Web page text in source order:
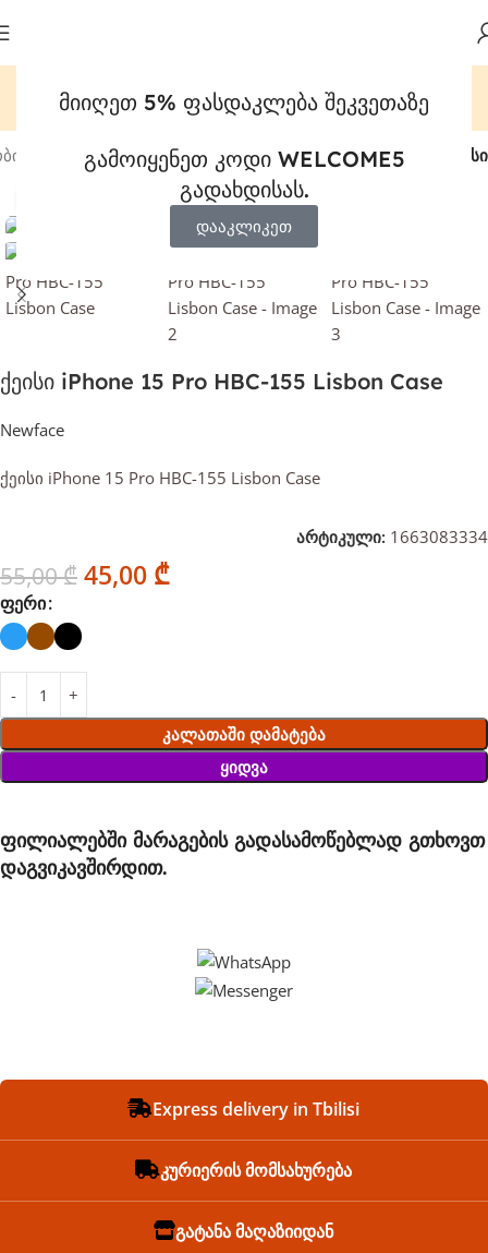
მიიღეთ 5% ფასდაკლება შეკვეთაზე
გამოიყენეთ კოდი WELCOME5
გადახდისას.
დააკლიკეთ
და პლანშეტები მობილურის ქეისები Lizbon ქეისი
დააჭირეთ გასადიდებლად
ქეისი iPhone 15 Pro HBC-155 Lisbon Case
Newface
ქეისი iPhone 15 Pro HBC-155 Lisbon Case
არტიკული: 1663083334
55,00₾ 45,00 ₾
ᲤᲔᲠᲘ
Კალათაში Დამატება
Ყიდვა
ფილიალებში მარაგების გადასამოწებლად გთხოვთ
დაგვიკავშირდით.
Express delivery in Tbilisi
კურიერის მომსახურება
გატანა მაღაზიიდან